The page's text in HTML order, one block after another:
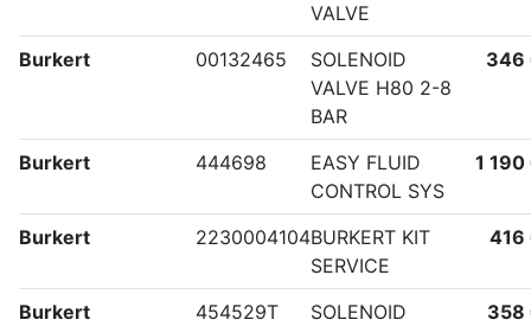
VALVE
Burkert 00132465
SOLENOID
VALVE H80 2-8
BAR
346
Burkert 444698
EASY FLUID
CONTROL SYS
1 190
Burkert 2230004104BURKERT KIT
SERVICE
416
Burkert 454529T
SOLENOID
358